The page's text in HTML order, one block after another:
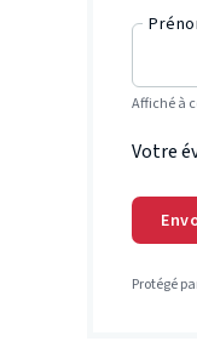
Affiché à
Votre
Protégé